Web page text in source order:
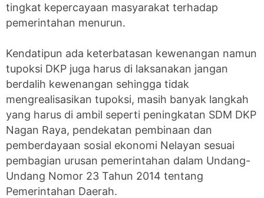
tingkat kepercayaan masyarakat terhadap
pemerintahan menurun.
‎Kendatipun ada keterbatasan kewenangan namun
tupoksi DKP juga harus di laksanakan jangan
berdalih kewenangan sehingga tidak
mengrealisasikan tupoksi, masih banyak langkah
yang harus di ambil seperti peningkatan SDM DKP
Nagan Raya, pendekatan pembinaan dan
pemberdayaan sosial ekonomi Nelayan sesuai
pembagian ‎urusan pemerintahan dalam Undang-
Undang Nomor 23 Tahun 2014 tentang
‎Pemerintahan Daerah.